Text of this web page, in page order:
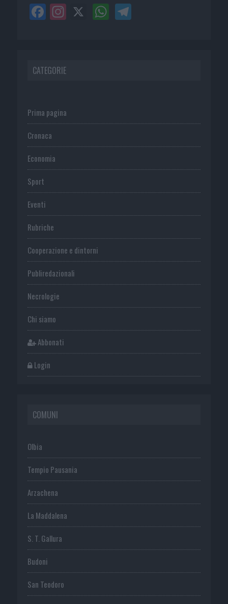
CATEGORIE
Prima pagina
Cronaca
Economia
Sport
Eventi
Rubriche
Cooperazione e dintorni
Publiredazionali
Necrologie
Chi siamo
Abbonati
Login
COMUNI
Olbia
Tempio Pausania
Arzachena
La Maddalena
S. T. Gallura
Budoni
San Teodoro